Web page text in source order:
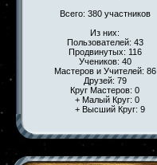
Всего: 380 участников
Из них:
Пользователей: 43
Продвинутых: 116
Учеников: 40
Мастеров и Учителей: 86
Друзей: 79
Круг Мастеров: 0
+ Малый Круг: 0
+ Высший Круг: 9